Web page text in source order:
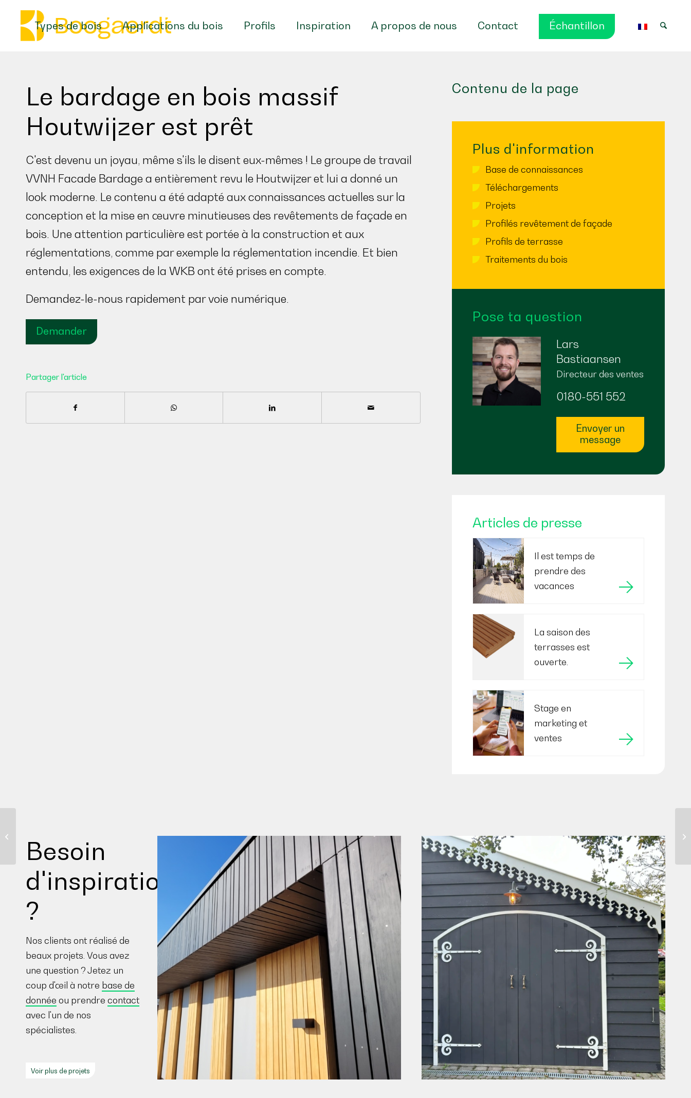
Types de bois Applications du bois Profils Inspiration A propos de nous Contact Échantillon
Le bardage en bois massif
Houtwijzer est prêt
C'est devenu un joyau, même s'ils le disent eux-mêmes ! Le groupe de travail
VVNH Facade Bardage a entièrement revu le Houtwijzer et lui a donné un
look moderne. Le contenu a été adapté aux connaissances actuelles sur la
conception et la mise en œuvre minutieuses des revêtements de façade en
bois. Une attention particulière est portée à la construction et aux
réglementations, comme par exemple la réglementation incendie. Et bien
entendu, les exigences de la WKB ont été prises en compte.
Demandez-le-nous rapidement par voie numérique.
Demander
Partager l'article
Contenu de la page
Plus d'information
Base de connaissances
Téléchargements
Projets
Profilés revêtement de façade
Profils de terrasse
Traitements du bois
Pose ta question
Lars
Bastiaansen
Directeur des ventes
0180-551 552
Envoyer un
message
Articles de presse
Il est temps de
prendre des
vacances
La saison des
terrasses est
ouverte.
Stage en
marketing et
ventes
Besoin
d'inspiration
?
Nos clients ont réalisé de
beaux projets. Vous avez
une question ? Jetez un
coup d'œil à notre base de
donnée ou prendre contact
avec l'un de nos
spécialistes.
Voir plus de projets
la pratique des essais
incendie